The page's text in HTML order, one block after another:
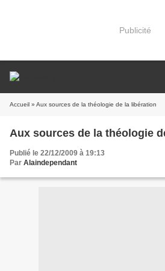
Publicité
Accueil » Aux sources de la théologie de la libération
Aux sources de la théologie
Publié le 22/12/2009 à 19:13
Par Alaindependant